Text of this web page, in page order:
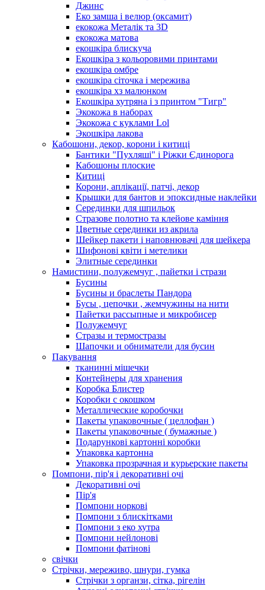
Джинс
Еко замша і велюр (оксамит)
екокожа Металік та 3D
екокожа матова
екошкіра блискуча
Екошкіра з кольоровими принтами
екошкіра омбре
екошкіра сіточка і мережива
екошкіра хз малюнком
Екошкіра хутряна і з принтом "Тигр"
Экокожа в наборах
Экокожа с куклами Lol
Экошкiра лакова
Кабошони, декор, корони і китиці
Бантики "Пухляші" і Ріжки Єдинорога
Кабошоны плоские
Китиці
Корони, аплікації, патчі, декор
Крышки для бантов и эпоксидные наклейки
Серединки для шпильок
Стразове полотно та клейове каміння
Цветные серединки из акрила
Шейкер пакети і наповнювачі для шейкера
Шифонові квіти і метелики
Элитные серединки
Намистини, полужемчуг , пайетки і стрази
Бусины
Бусины и браслеты Пандора
Бусы , цепочки , жемчужины на нити
Пайетки рассыпные и микробисер
Полужемчуг
Стразы и термостразы
Шапочки и обниматели для бусин
Пакування
тканинні мішечки
Контейнеры для хранения
Коробка Блистер
Коробки с окошком
Металлические коробочки
Пакеты упаковочные ( целлофан )
Пакеты упаковочные ( бумажные )
Подарункові картонні коробки
Упаковка картонна
Упаковка прозрачная и курьерские пакеты
Помпони, пір'я і декоративні очі
Декоративні очі
Пір'я
Помпони норкові
Помпони з блискітками
Помпони з еко хутра
Помпони нейлонові
Помпони фатінові
свічки
Стрічки, мереживо, шнури, гумка
Стрічки з органзи, сітка, рігелін